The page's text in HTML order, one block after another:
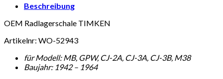
Beschreibung
OEM Radlagerschale TIMKEN
Artikelnr: WO-52943
für Modell: MB, GPW, CJ-2A, CJ-3A, CJ-3B, M38
Baujahr: 1942 – 1964